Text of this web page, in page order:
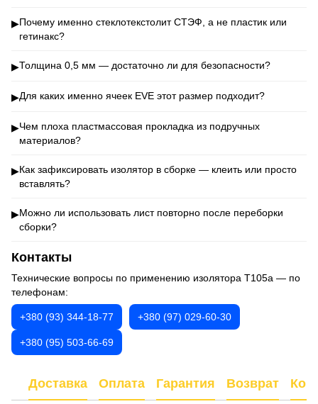
▶Почему именно стеклотекстолит СТЭФ, а не пластик или
гетинакс?
▶Толщина 0,5 мм — достаточно ли для безопасности?
▶Для каких именно ячеек EVE этот размер подходит?
▶Чем плоха пластмассовая прокладка из подручных
материалов?
▶Как зафиксировать изолятор в сборке — клеить или просто
вставлять?
▶Можно ли использовать лист повторно после переборки
сборки?
Контакты
Технические вопросы по применению изолятора T105a — по
телефонам:
+380 (93) 344-18-77 +380 (97) 029-60-30
+380 (95) 503-66-69
Доставка Оплата Гарантия Возврат